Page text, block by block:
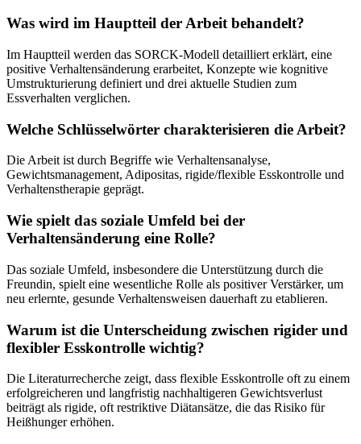
Was wird im Hauptteil der Arbeit behandelt?
Im Hauptteil werden das SORCK-Modell detailliert erklärt, eine
positive Verhaltensänderung erarbeitet, Konzepte wie kognitive
Umstrukturierung definiert und drei aktuelle Studien zum
Essverhalten verglichen.
Welche Schlüsselwörter charakterisieren die Arbeit?
Die Arbeit ist durch Begriffe wie Verhaltensanalyse,
Gewichtsmanagement, Adipositas, rigide/flexible Esskontrolle und
Verhaltenstherapie geprägt.
Wie spielt das soziale Umfeld bei der
Verhaltensänderung eine Rolle?
Das soziale Umfeld, insbesondere die Unterstützung durch die
Freundin, spielt eine wesentliche Rolle als positiver Verstärker, um
neu erlernte, gesunde Verhaltensweisen dauerhaft zu etablieren.
Warum ist die Unterscheidung zwischen rigider und
flexibler Esskontrolle wichtig?
Die Literaturrecherche zeigt, dass flexible Esskontrolle oft zu einem
erfolgreicheren und langfristig nachhaltigeren Gewichtsverlust
beiträgt als rigide, oft restriktive Diätansätze, die das Risiko für
Heißhunger erhöhen.